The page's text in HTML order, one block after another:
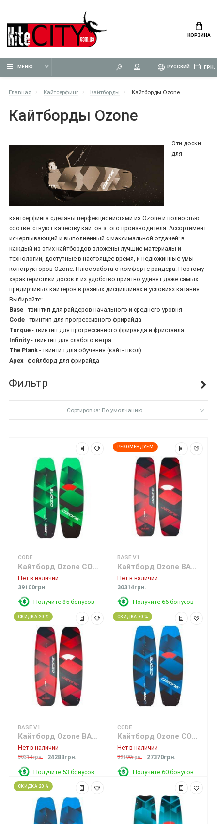
КОРЗИНА
МЕНЮ РУССКИЙ ГРН.
Главная Кайтсерфинг Кайтборды Кайтборды Ozone
Кайтборды Ozone
Эти доски
для
кайтсерфинга сделаны перфекционистами из Ozone и полностью
соответствуют качеству кайтов этого производителя. Ассортимент
исчерпывающий и выполненный с максимальной отдачей: в
каждый из этих кайтбордов вложены лучшие материалы и
технологии, доступные в настоящее время, и недюжинные умы
конструкторов Ozone. Плюс забота о комфорте райдера. Поэтому
характеристики досок и их удобство приятно удивят даже самых
придирчивых кайтеров в разных дисциплинах и условиях катания.
Выбирайте:
Base - твинтип для райдеров начального и среднего уровня
Code - твинтип для прогрессивного фрирайда
Torque - твинтип для прогрессивного фрирайда и фристайла
Infinity- твинтип для слабого ветра
The Plank - твинтип для обучения (кайт-школ)
Apex - фойлборд для фрирайда
Фильтр
Сортировка: По умолчанию
CODE
Кайтборд Ozone CODE Freeride Kite Board Green
Нет в наличии
39100грн.
Получите 85 бонусов
РЕКОМЕНДУЕМ
BASE V1
Кайтборд Ozone BASE V1
Нет в наличии
30314грн.
Получите 66 бонусов
СКИДКА 20 %
BASE V1
Кайтборд Ozone BASE V1 (под заказ -20%)
Нет в наличии
30314грн. 24288грн.
Получите 53 бонусов
СКИДКА 30 %
CODE
Кайтборд Ozone CODE Freeride Kite Board Blue
Нет в наличии
39100грн. 27370грн.
Получите 60 бонусов
СКИДКА 20 %